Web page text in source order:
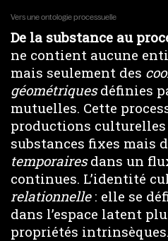
Vers une ontologie processuelle
De la substance au
ne contient aucune
mais seulement des
géométriquesdéfinies
mutuelles. Cette
productions culturelles
substances fixes mais
temporairesdans un
continues. L’identité
relationnelle: elle se
dans l’espace latent
propriétés intrinsèques.